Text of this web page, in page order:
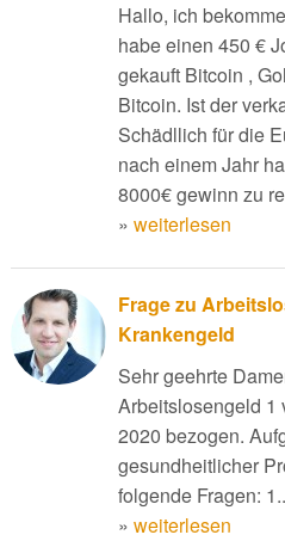
Hallo, ich
habe einen 450 €
gekauft Bitcoin ,
Bitcoin. Ist der
Schädllich für die
nach einem Jahr
8000€ gewinn zu
» weiterlesen
Frage zu
Krankengeld
Sehr geehrte
Arbeitslosengeld 1
2020 bezogen.
gesundheitlicher
folgende Fragen:
» weiterlesen